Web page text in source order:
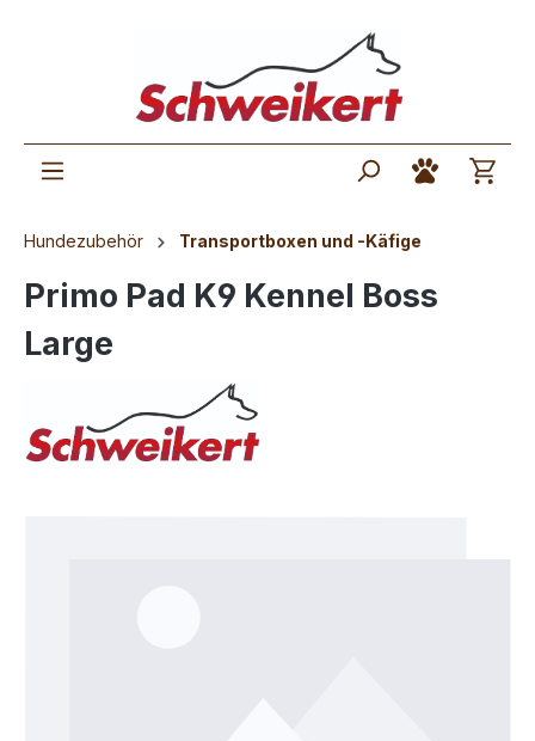
Hundezubehör Transportboxen und -Käfige
Primo Pad K9 Kennel Boss
Large